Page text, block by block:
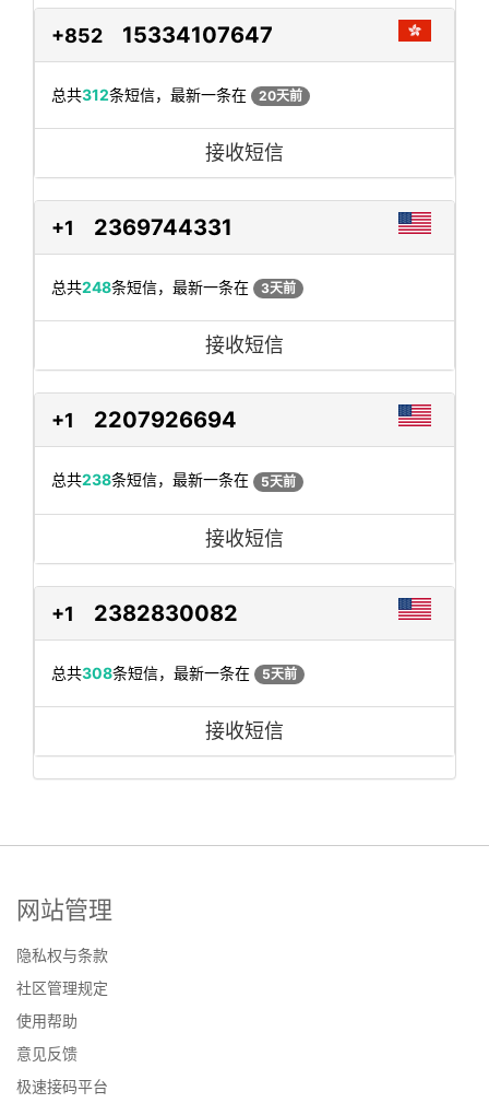
+852 15334107647
总共312条短信，最新一条在 20天前
接收短信
+1 2369744331
总共248条短信，最新一条在 3天前
接收短信
+1 2207926694
总共238条短信，最新一条在 5天前
接收短信
+1 2382830082
总共308条短信，最新一条在 5天前
接收短信
网站管理
隐私权与条款
社区管理规定
使用帮助
意见反馈
极速接码平台